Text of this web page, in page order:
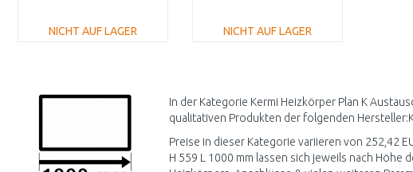
NICHT AUF LAGER
Vergleichen
NICHT AUF LAGER
In der Kategorie Kermi Heizkörper Plan K
qualitativen Produkten der folgenden
Preise in dieser Kategorie variieren von 252,42
H 559 L 1000 mm lassen sich jeweils nach Höhe